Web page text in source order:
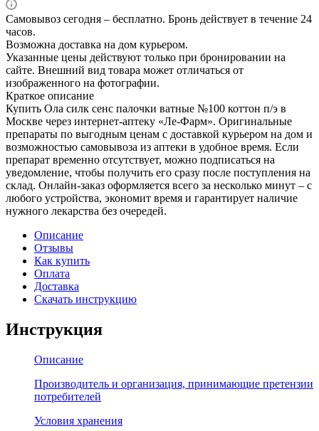
Самовывоз сегодня – бесплатно. Бронь действует в течение 24
часов.
Возможна доставка на дом курьером.
Указанные цены действуют только при бронировании на
сайте. Внешний вид товара может отличаться от
изображенного на фотографии.
Краткое описание
Купить Ола силк сенс палочки ватные №100 коттон п/э в
Москве через интернет-аптеку «Ле-Фарм». Оригинальные
препараты по выгодным ценам с доставкой курьером на дом и
возможностью самовывоза из аптеки в удобное время. Если
препарат временно отсутствует, можно подписаться на
уведомление, чтобы получить его сразу после поступления на
склад. Онлайн-заказ оформляется всего за несколько минут – с
любого устройства, экономит время и гарантирует наличие
нужного лекарства без очередей.
Описание
Отзывы
Как купить
Оплата
Доставка
Скачать инструкцию
Инструкция
Описание
Производитель и организация, принимающие претензии
потребителей
Условия хранения